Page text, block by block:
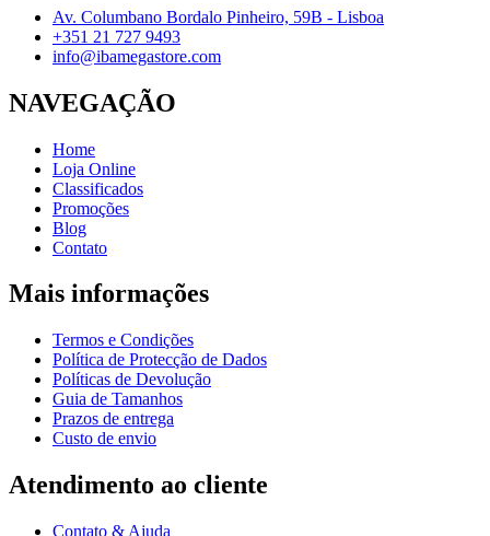
Av. Columbano Bordalo Pinheiro, 59B - Lisboa
+351 21 727 9493
info@ibamegastore.com
NAVEGAÇÃO
Home
Loja Online
Classificados
Promoções
Blog
Contato
Mais informações
Termos e Condições
Política de Protecção de Dados
Políticas de Devolução
Guia de Tamanhos
Prazos de entrega
Custo de envio
Atendimento ao cliente
Contato & Ajuda